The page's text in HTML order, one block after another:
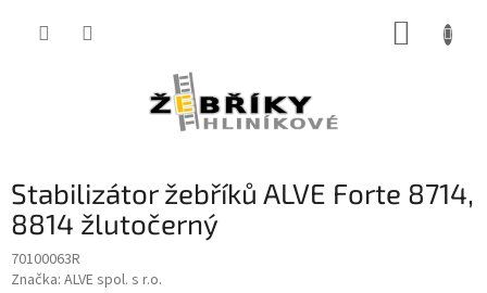
Stabilizátor žebříků ALVE Forte 8714,
8814 žlutočerný
70100063R
Značka: ALVE spol. s r.o.